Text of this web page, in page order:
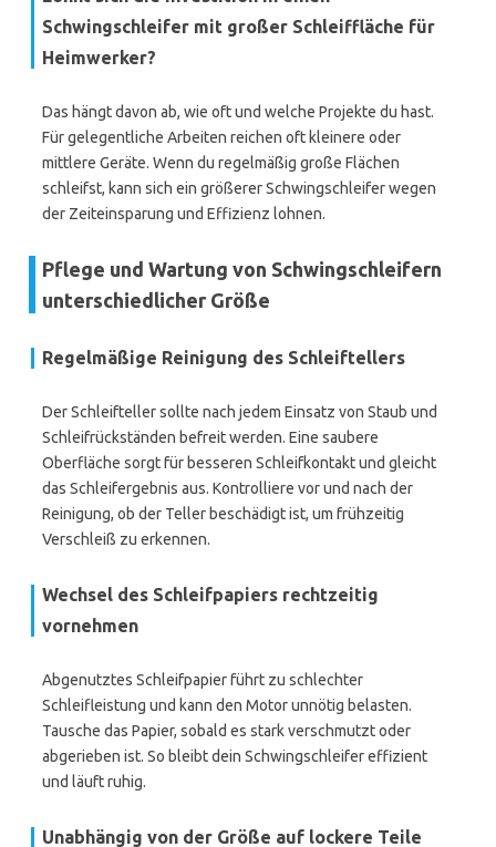
Schwingschleifer mit großer Schleiffläche für
Heimwerker?
Das hängt davon ab, wie oft und welche Projekte du hast.
Für gelegentliche Arbeiten reichen oft kleinere oder
mittlere Geräte. Wenn du regelmäßig große Flächen
schleifst, kann sich ein größerer Schwingschleifer wegen
der Zeiteinsparung und Effizienz lohnen.
Pflege und Wartung von Schwingschleifern
unterschiedlicher Größe
Regelmäßige Reinigung des Schleiftellers
Der Schleifteller sollte nach jedem Einsatz von Staub und
Schleifrückständen befreit werden. Eine saubere
Oberfläche sorgt für besseren Schleifkontakt und gleicht
das Schleifergebnis aus. Kontrolliere vor und nach der
Reinigung, ob der Teller beschädigt ist, um frühzeitig
Verschleiß zu erkennen.
Wechsel des Schleifpapiers rechtzeitig
vornehmen
Abgenutztes Schleifpapier führt zu schlechter
Schleifleistung und kann den Motor unnötig belasten.
Tausche das Papier, sobald es stark verschmutzt oder
abgerieben ist. So bleibt dein Schwingschleifer effizient
und läuft ruhig.
Unabhängig von der Größe auf lockere Teile